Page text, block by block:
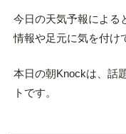
今日の天気予報による
情報や足元に気を付け
本日の朝Knockは、話
トです。